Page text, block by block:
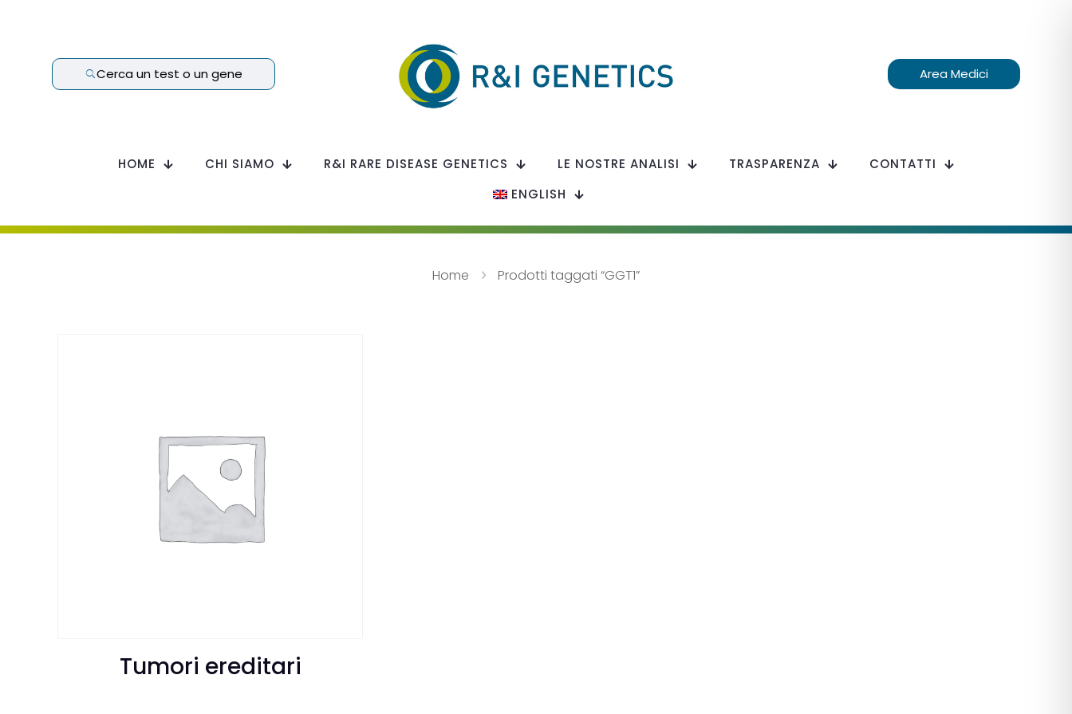
Cerca un test o un gene Area Medici
HOME CHI SIAMO R&I RARE DISEASE GENETICS LE NOSTRE ANALISI TRASPARENZA
CONTATTI
ENGLISH
Home Prodotti taggati “GGT1”
Tumori ereditari